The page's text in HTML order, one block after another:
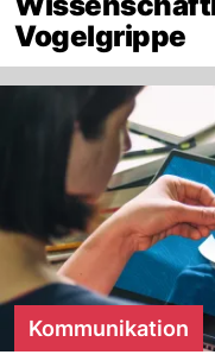
Vogelgrippe
Kommunikation